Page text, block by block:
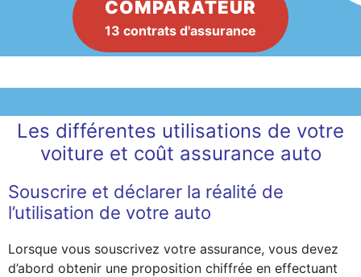
COMPARATEUR
13 contrats d'assurance
Les différentes utilisations de votre
voiture et coût assurance auto
Souscrire et déclarer la réalité de
l’utilisation de votre auto
Lorsque vous souscrivez votre assurance, vous devez
d’abord obtenir une proposition chiffrée en effectuant